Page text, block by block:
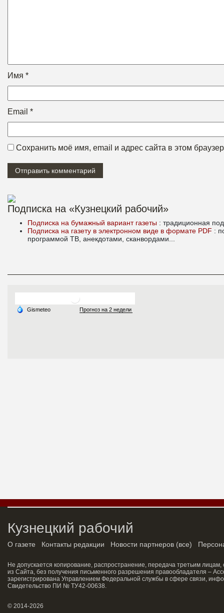
Имя *
Email *
Сохранить моё имя, email и адрес сайта в этом
Подписка на «Кузнецкий рабочий»
Подписка на бумажный вариант газеты : традиционная
Подписка на газету в электронном виде в формате PDF :
программой ТВ, анекдотами, сканвордами...
Кузнецкий рабочий
О газете Контакты редакции Новости партнеров (все)
Не допускается копирование, распространение, передача третьим
из Сайта, без получения письменного разрешения правообладателя –
зарегистрирована Управлением Федеральной службы в сфере связи,
Свидетельство ПИ № ТУ42-00638.
© 2014-2026